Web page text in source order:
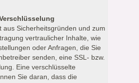
aus Sicherheitsgründen und zum
vertraulicher Inhalte, wie
oder Anfragen, die Sie
senden, eine SSL- bzw.
Eine verschlüsselte
Sie daran, dass die